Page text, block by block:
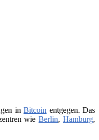
inBitcoin entgegen. Das
wieBerlin,Hamburg,